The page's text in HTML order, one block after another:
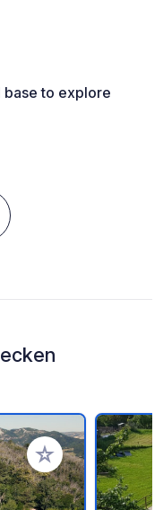
to explore
Zu Ihren Favoriten